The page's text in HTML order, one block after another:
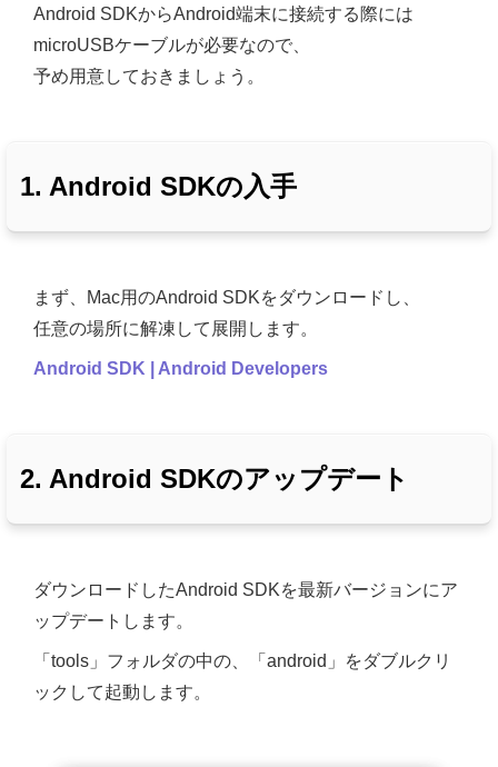
Android SDKからAndroid端末に接続する際には
microUSBケーブルが必要なので、
予め用意しておきましょう。
1. Android SDKの入手
まず、Mac用のAndroid SDKをダウンロードし、
任意の場所に解凍して展開します。
Android SDK | Android Developers
2. Android SDKのアップデート
ダウンロードしたAndroid SDKを最新バージョンにア
ップデートします。
「tools」フォルダの中の、「android」をダブルクリ
ックして起動します。